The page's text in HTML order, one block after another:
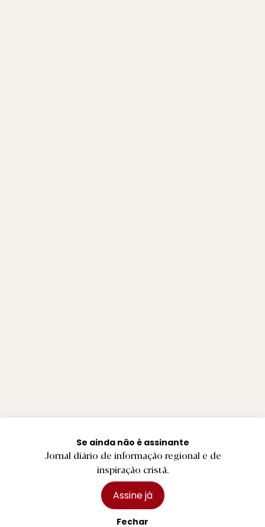
Se ainda não é assinante
Jornal diário de informação regional e de
inspiração cristã.
Assine já
Fechar